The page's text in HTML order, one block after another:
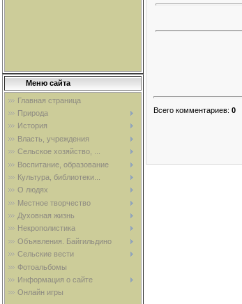
Меню сайта
Главная страница
Природа
История
Власть, учреждения
Сельское хозяйство, ...
Воспитание, образование
Культура, библиотеки...
О людях
Местное творчество
Духовная жизнь
Некрополистика
Объявления. Байгильдино
Сельские вести
Фотоальбомы
Информация о сайте
Онлайн игры
Всего комментариев: 0